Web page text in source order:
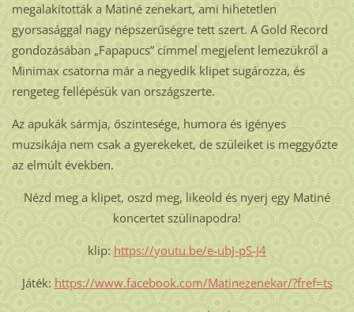
megalakították a Matiné zenekart, ami hihetetlen
gyorsasággal nagy népszerűségre tett szert. A Gold Record
gondozásában „Fapapucs” címmel megjelent lemezükről a
Minimax csatorna már a negyedik klipet sugározza, és
rengeteg fellépésük van országszerte.
Az apukák sármja, őszintesége, humora és igényes
muzsikája nem csak a gyerekeket, de szüleiket is meggyőzte
az elmúlt években.
Nézd meg a klipet, oszd meg, likeold és nyerj egy Matiné
koncertet szülinapodra!
klip: https://youtu.be/e-ubJ-pS-J4
Játék: https://www.facebook.com/Matinezenekar/?fref=ts